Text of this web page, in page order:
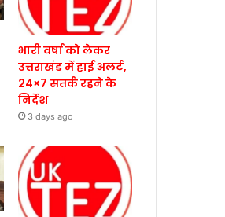
भारी वर्षा को लेकर
उत्तराखंड में हाई अलर्ट,
24×7 सतर्क रहने के
निर्देश
3 days ago